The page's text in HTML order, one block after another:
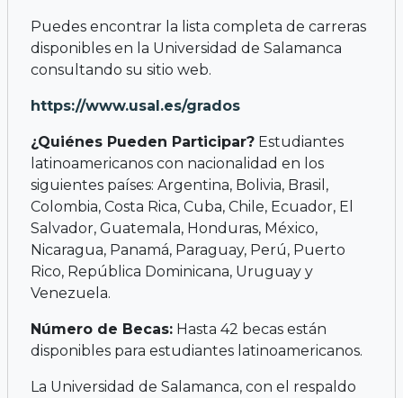
Puedes encontrar la lista completa de carreras
disponibles en la Universidad de Salamanca
consultando su sitio web.
https://www.usal.es/grados
¿Quiénes Pueden Participar? Estudiantes
latinoamericanos con nacionalidad en los
siguientes países: Argentina, Bolivia, Brasil,
Colombia, Costa Rica, Cuba, Chile, Ecuador, El
Salvador, Guatemala, Honduras, México,
Nicaragua, Panamá, Paraguay, Perú, Puerto
Rico, República Dominicana, Uruguay y
Venezuela.
Número de Becas: Hasta 42 becas están
disponibles para estudiantes latinoamericanos.
La Universidad de Salamanca, con el respaldo